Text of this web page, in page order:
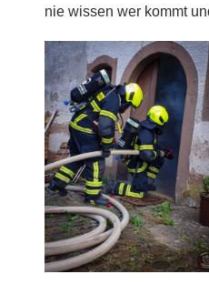
nie wissen wer kommt